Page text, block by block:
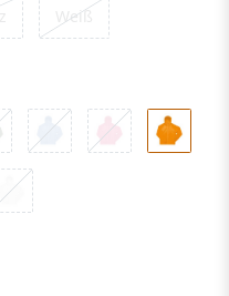
Weiß